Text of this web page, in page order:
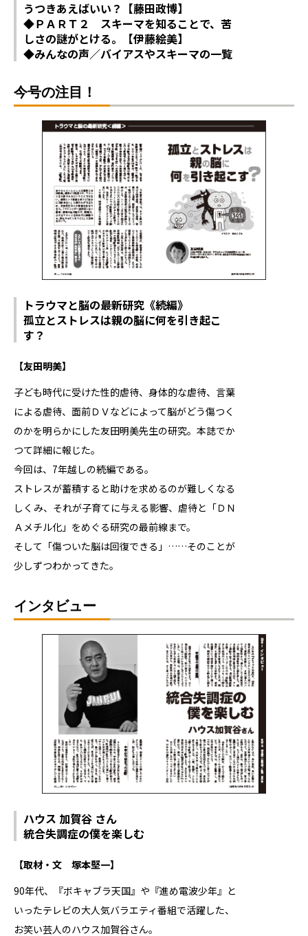
うつきあえばいい？【藤田政博】
◆ＰＡＲＴ２ スキーマを知ることで、苦
しさの謎がとける。【伊藤絵美】
◆みんなの声／バイアスやスキーマの一覧
今号の注目！
トラウマと脳の最新研究《続編》
孤立とストレスは親の脳に何を引き起こ
す？
【友田明美】
子ども時代に受けた性的虐待、身体的な虐待、言葉
による虐待、面前ＤＶなどによって脳がどう傷つく
のかを明らかにした友田明美先生の研究。本誌でか
つて詳細に報じた。
今回は、7年越しの続編である。
ストレスが蓄積すると助けを求めるのが難しくなる
しくみ、それが子育てに与える影響、虐待と「ＤＮ
Ａメチル化」をめぐる研究の最前線まで。
そして「傷ついた脳は回復できる」……そのことが
少しずつわかってきた。
インタビュー
ハウス 加賀谷 さん
統合失調症の僕を楽しむ
【取材・文 塚本堅一】
90年代、『ボキャブラ天国』や『進め電波少年』と
いったテレビの大人気バラエティ番組で活躍した、
お笑い芸人のハウス加賀谷さん。